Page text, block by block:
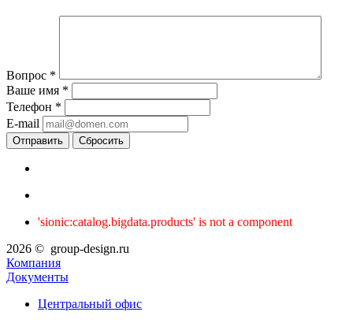
Вопрос *
Ваше имя *
Телефон *
E-mail
Сбросить
'sionic:catalog.bigdata.products' is not a component
2026 © group-design.ru
Компания
Документы
Центральный офис